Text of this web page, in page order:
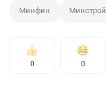
Минфин Минстрой
0 0